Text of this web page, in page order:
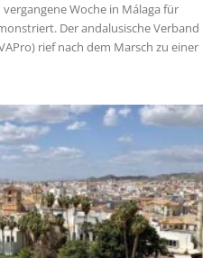
Woche in Málaga für
Der andalusische Verband
rief nach dem Marsch zu einer